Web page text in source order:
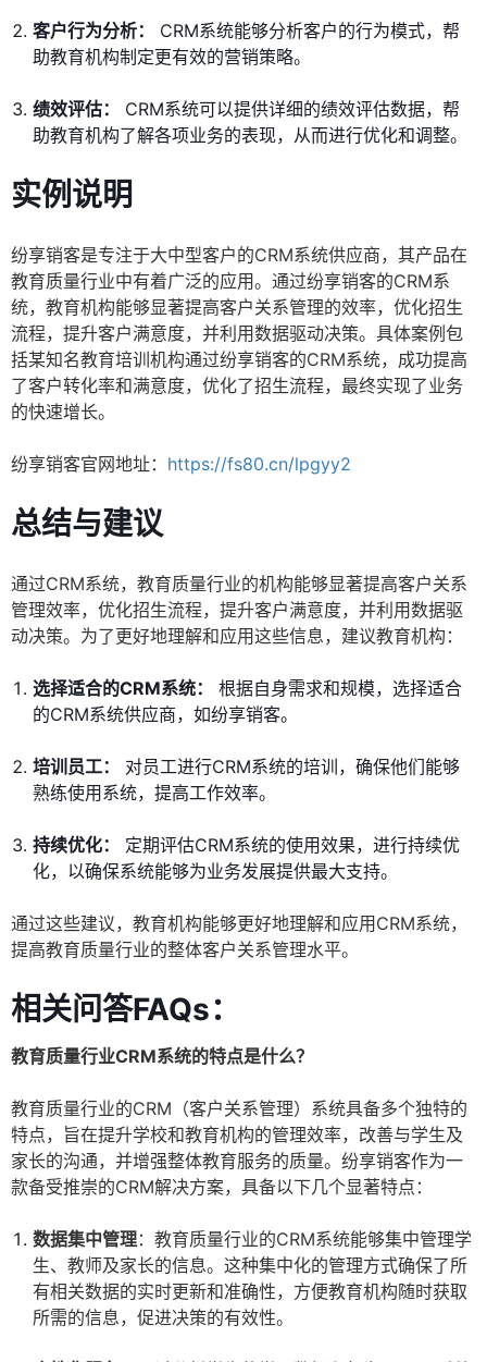
客户行为分析：
CRM系统能够分析客户的行为模式，帮
助教育机构制定更有效的营销策略。
绩效评估：
CRM系统可以提供详细的绩效评估数据，帮
助教育机构了解各项业务的表现，从而进行优化和调整。
实例说明
纷享销客是专注于大中型客户的CRM系统供应商，其产品在
教育质量行业中有着广泛的应用。通过纷享销客的CRM系
统，教育机构能够显著提高客户关系管理的效率，优化招生
流程，提升客户满意度，并利用数据驱动决策。具体案例包
括某知名教育培训机构通过纷享销客的CRM系统，成功提高
了客户转化率和满意度，优化了招生流程，最终实现了业务
的快速增长。
纷享销客官网地址： https://fs80.cn/lpgyy2
总结与建议
通过CRM系统，教育质量行业的机构能够显著提高客户关系
管理效率，优化招生流程，提升客户满意度，并利用数据驱
动决策。为了更好地理解和应用这些信息，建议教育机构：
选择适合的CRM系统：
根据自身需求和规模，选择适合
的CRM系统供应商，如纷享销客。
培训员工：
对员工进行CRM系统的培训，确保他们能够
熟练使用系统，提高工作效率。
持续优化：
定期评估CRM系统的使用效果，进行持续优
化，以确保系统能够为业务发展提供最大支持。
通过这些建议，教育机构能够更好地理解和应用CRM系统，
提高教育质量行业的整体客户关系管理水平。
相关问答FAQs：
教育质量行业CRM系统的特点是什么？
教育质量行业的CRM（客户关系管理）系统具备多个独特的
特点，旨在提升学校和教育机构的管理效率，改善与学生及
家长的沟通，并增强整体教育服务的质量。纷享销客作为一
款备受推崇的CRM解决方案，具备以下几个显著特点：
数据集中管理：教育质量行业的CRM系统能够集中管理学
生、教师及家长的信息。这种集中化的管理方式确保了所
有相关数据的实时更新和准确性，方便教育机构随时获取
所需的信息，促进决策的有效性。